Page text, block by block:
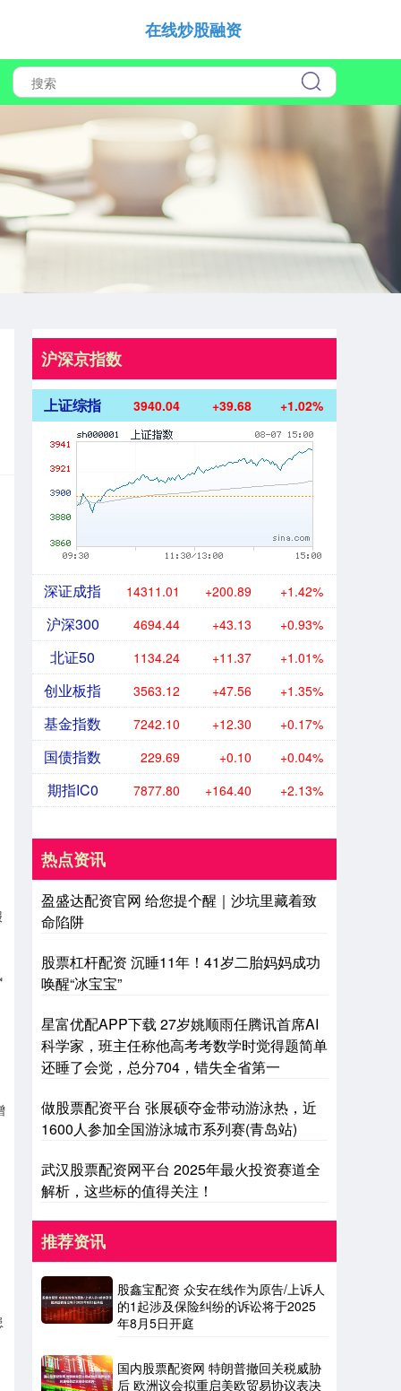
在线炒股融资
沪深京指数
上证综指 3940.04 +39.68 +1.02%
深证成指 14311.01 +200.89 +1.42%
沪深300 4694.44 +43.13 +0.93%
北证50 1134.24 +11.37 +1.01%
创业板指 3563.12 +47.56 +1.35%
基金指数 7242.10 +12.30 +0.17%
国债指数 229.69 +0.10 +0.04%
期指IC0 7877.80 +164.40 +2.13%
热点资讯
盈盛达配资官网 给您提个醒｜沙坑里藏着致
命陷阱
股票杠杆配资 沉睡11年！41岁二胎妈妈成功
唤醒“冰宝宝”
星富优配APP下载 27岁姚顺雨任腾讯首席AI
科学家，班主任称他高考考数学时觉得题简单
还睡了会觉，总分704，错失全省第一
做股票配资平台 张展硕夺金带动游泳热，近
1600人参加全国游泳城市系列赛(青岛站)
武汉股票配资网平台 2025年最火投资赛道全
解析，这些标的值得关注！
推荐资讯
股鑫宝配资 众安在线作为原告/上诉人
的1起涉及保险纠纷的诉讼将于2025
年8月5日开庭
国内股票配资网 特朗普撤回关税威胁
后 欧洲议会拟重启美欧贸易协议表决